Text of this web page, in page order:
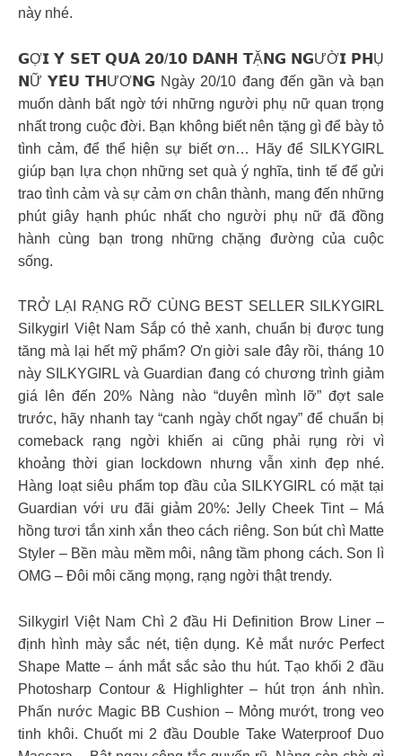
này nhé.
𝗚Ợ𝗜 𝗬́ 𝗦𝗘𝗧 𝗤𝗨𝗔̀ 𝟮𝟬/𝟭𝟬 𝗗𝗔̀𝗡𝗛 𝗧Ặ𝗡𝗚 𝗡𝗚ƯỜ𝗜 𝗣𝗛Ụ
𝗡Ữ 𝗬𝗘̂𝗨 𝗧𝗛ƯƠ𝗡𝗚 Ngày 20/10 đang đến gần và bạn
muốn dành bất ngờ tới những người phụ nữ quan trọng
nhất trong cuộc đời. Bạn không biết nên tặng gì để bày tỏ
tình cảm, để thể hiện sự biết ơn… Hãy để SILKYGIRL
giúp bạn lựa chọn những set quà ý nghĩa, tinh tế để gửi
trao tình cảm và sự cảm ơn chân thành, mang đến những
phút giây hạnh phúc nhất cho người phụ nữ đã đồng
hành cùng bạn trong những chặng đường của cuộc
sống.
TRỞ LẠI RẠNG RỠ CÙNG BEST SELLER SILKYGIRL
Silkygirl Việt Nam Sắp có thẻ xanh, chuẩn bị được tung
tăng mà lại hết mỹ phẩm? Ơn giời sale đây rồi, tháng 10
này SILKYGIRL và Guardian đang có chương trình giảm
giá lên đến 20% Nàng nào “duyên mình lỡ” đợt sale
trước, hãy nhanh tay “canh ngày chốt ngay” để chuẩn bị
comeback rạng ngời khiến ai cũng phải rụng rời vì
khoảng thời gian lockdown nhưng vẫn xinh đẹp nhé.
Hàng loạt siêu phẩm top đầu của SILKYGIRL có mặt tại
Guardian với ưu đãi giảm 20%: Jelly Cheek Tint – Má
hồng tươi tắn xinh xắn theo cách riêng. Son bút chì Matte
Styler – Bền màu mềm môi, nâng tầm phong cách. Son lì
OMG – Đôi môi căng mọng, rạng ngời thật trendy.
Silkygirl Việt Nam Chì 2 đầu Hi Definition Brow Liner –
định hình mày sắc nét, tiện dụng. Kẻ mắt nước Perfect
Shape Matte – ánh mắt sắc sảo thu hút. Tạo khối 2 đầu
Photosharp Contour & Highlighter – hút trọn ánh nhìn.
Phấn nước Magic BB Cushion – Mỏng mướt, trong veo
tinh khôi. Chuốt mi 2 đầu Double Take Waterproof Duo